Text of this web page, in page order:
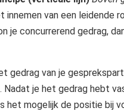
innemen van een leidende
je concurrerend gedrag,
gedrag van je
je het gedrag hebt
het mogelijk de positie bij